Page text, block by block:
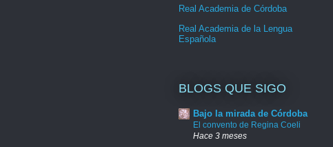
Real Academia de Córdoba
Real Academia de la Lengua
Española
BLOGS QUE SIGO
Bajo la mirada de Córdoba
El convento de Regina Coeli
Hace 3 meses